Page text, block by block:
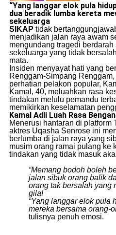
“Yang langgar elok pula
dua beradik lumbakereta
sekeluarga
SIKAP tidak
menjadikan jalan raya awam
mengundang tragedi
sekeluarga yang tidak
mata.
​Insiden menyayat hati yang
Renggam-Simpang
perhatian pelakon popular,
​Kamal, 40, meluahkan rasa
tindakan melulu pemandu
memikirkan keselamatan
Kamal Adli Luah Rasa
​Menerusi hantaran di platform
aktres Uqasha Senrose ini
berlumba di jalan raya yang
musim orang ramai pulang ke
tindakan yang tidak masuk
“Memang bodoh boleh
jalan sibuk orang balik
orang tak bersalah yang
gila!
“Yang langgar elok pula
mereka bersama orang-
tulisnya penuh emosi.